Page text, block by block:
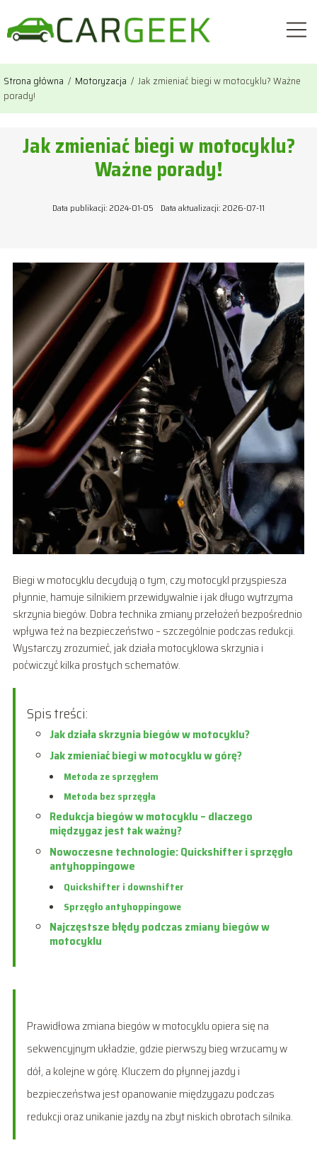
Strona główna / Motoryzacja / Jak zmieniać biegi w motocyklu? Ważne
porady!
Jak zmieniać biegi w motocyklu?
Ważne porady!
Data publikacji: 2024-01-05 Data aktualizacji: 2026-07-11
Biegi w motocyklu decydują o tym, czy motocykl przyspiesza
płynnie, hamuje silnikiem przewidywalnie i jak długo wytrzyma
skrzynia biegów. Dobra technika zmiany przełożeń bezpośrednio
wpływa też na bezpieczeństwo – szczególnie podczas redukcji.
Wystarczy zrozumieć, jak działa motocyklowa skrzynia i
poćwiczyć kilka prostych schematów.
Spis treści:
Jak działa skrzynia biegów w motocyklu?
Jak zmieniać biegi w motocyklu w górę?
Metoda ze sprzęgłem
Metoda bez sprzęgła
Redukcja biegów w motocyklu – dlaczego
międzygaz jest tak ważny?
Nowoczesne technologie: Quickshifter i sprzęgło
antyhoppingowe
Quickshifter i downshifter
Sprzęgło antyhoppingowe
Najczęstsze błędy podczas zmiany biegów w
motocyklu
Prawidłowa zmiana biegów w motocyklu opiera się na
sekwencyjnym układzie, gdzie pierwszy bieg wrzucamy w
dół, a kolejne w górę. Kluczem do płynnej jazdy i
bezpieczeństwa jest opanowanie międzygazu podczas
redukcji oraz unikanie jazdy na zbyt niskich obrotach silnika.